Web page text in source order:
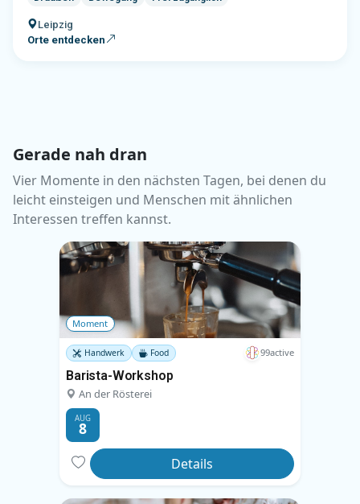
Gerade nah dran
Vier Momente in den nächsten Tagen, bei denen du
leicht einsteigen und Menschen mit ähnlichen
Interessen treffen kannst.
Moment
Handwerk Food 99active
Barista-Workshop
An der Rösterei
AUG
8
Details